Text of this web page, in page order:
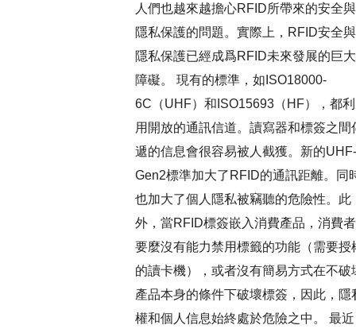
人們也越來越擔心RFID所帶來的安全與
隱私保護的問題。實際上，RFID安全與
隱私保護已經成爲RFID未來發展的巨大
障礙。 現有的標準，如ISO18000-
6C（UHF）和ISO15693（HF），都利
用開放的通訊信道。讀寫器和標簽之間
遞的信息會很容易被人截獲。新的UHF-
Gen2標準加大了RFID的通訊距離。同
也加大了個人隱私被竊聽的危險性。此
外，當RFID標簽嵌入消費產品，消費者
要麼沒有能力禁用標籤的功能（需要授
的讀卡機），或者沒有簡易方式在不破
產品本身的條件下破壞標簽，因此，隱
權和個人信息始終處於危險之中。 最近